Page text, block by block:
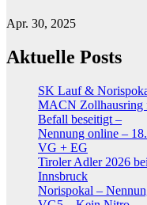
Apr. 30, 2025
Aktuelle Posts
SK Lauf &
MACN Zollhausring
Befall beseitigt –
Nennung online –
VG + EG
Tiroler Adler 2026
Innsbruck
Norispokal –